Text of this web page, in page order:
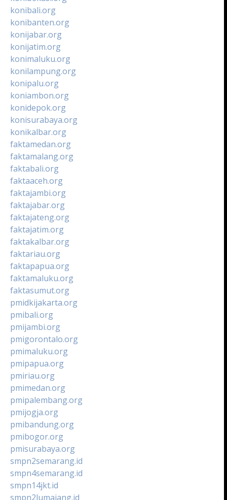
konibali.org
konibanten.org
konijabar.org
konijatim.org
konimaluku.org
konilampung.org
konipalu.org
koniambon.org
konidepok.org
konisurabaya.org
konikalbar.org
faktamedan.org
faktamalang.org
faktabali.org
faktaaceh.org
faktajambi.org
faktajabar.org
faktajateng.org
faktajatim.org
faktakalbar.org
faktariau.org
faktapapua.org
faktamaluku.org
faktasumut.org
pmidkijakarta.org
pmibali.org
pmijambi.org
pmigorontalo.org
pmimaluku.org
pmipapua.org
pmiriau.org
pmimedan.org
pmipalembang.org
pmijogja.org
pmibandung.org
pmibogor.org
pmisurabaya.org
smpn2semarang.id
smpn4semarang.id
smpn14jkt.id
smpn2lumajang.id